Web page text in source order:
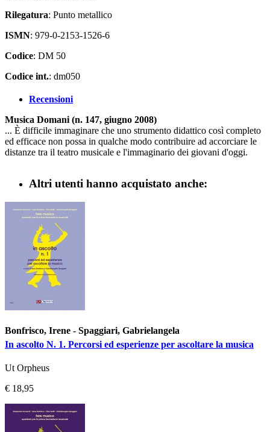
Rilegatura: Punto metallico
ISMN: 979-0-2153-1526-6
Codice: DM 50
Codice int.: dm050
Recensioni
Musica Domani (n. 147, giugno 2008)
... È difficile immaginare che uno strumento didattico così completo
ed efficace non possa in qualche modo contribuire ad accorciare le
distanze tra il teatro musicale e l'immaginario dei giovani d'oggi.
Altri utenti hanno acquistato anche:
Bonfrisco, Irene - Spaggiari, Gabrielangela
In ascolto N. 1. Percorsi ed esperienze per ascoltare la musica
Ut Orpheus
€ 18,95